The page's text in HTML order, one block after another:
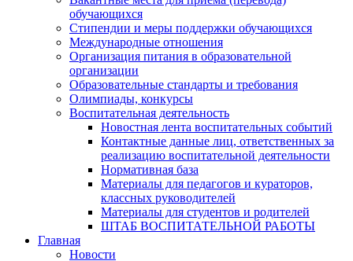
обучающихся
Стипендии и меры поддержки обучающихся
Международные отношения
Организация питания в образовательной
организации
Образовательные стандарты и требования
Олимпиады, конкурсы
Воспитательная деятельность
Новостная лента воспитательных событий
Контактные данные лиц, ответственных за
реализацию воспитательной деятельности
Нормативная база
Материалы для педагогов и кураторов,
классных руководителей
Материалы для студентов и родителей
ШТАБ ВОСПИТАТЕЛЬНОЙ РАБОТЫ
Главная
Новости